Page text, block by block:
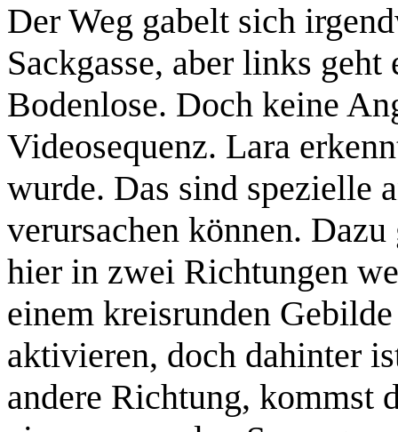
Der Weg gabelt sich
Sackgasse, aber links
Bodenlose. Doch keine
Videosequenz. Lara
wurde. Das sind spezielle
verursachen können.
hier in zwei Richtungen
einem kreisrunden
aktivieren, doch dahinter
andere Richtung, kommst